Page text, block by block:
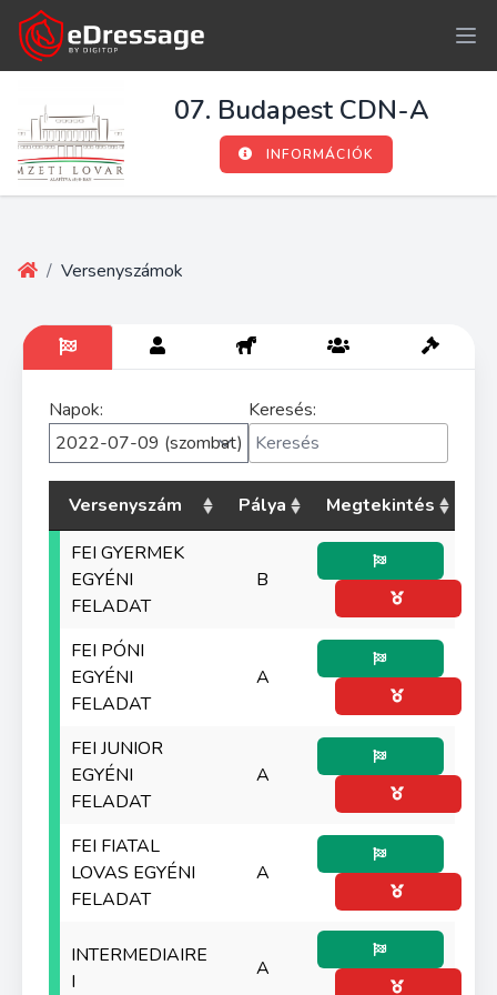
07. Budapest CDN-A
INFORMÁCIÓK
/ Versenyszámok
Napok: Keresés:
Versenyszám Pálya
Megtekintés
FEI GYERMEK
EGYÉNI
FELADAT
B
FEI PÓNI
EGYÉNI
FELADAT
A
FEI JUNIOR
EGYÉNI
FELADAT
A
FEI FIATAL
LOVAS EGYÉNI
FELADAT
A
INTERMEDIAIRE
I
A